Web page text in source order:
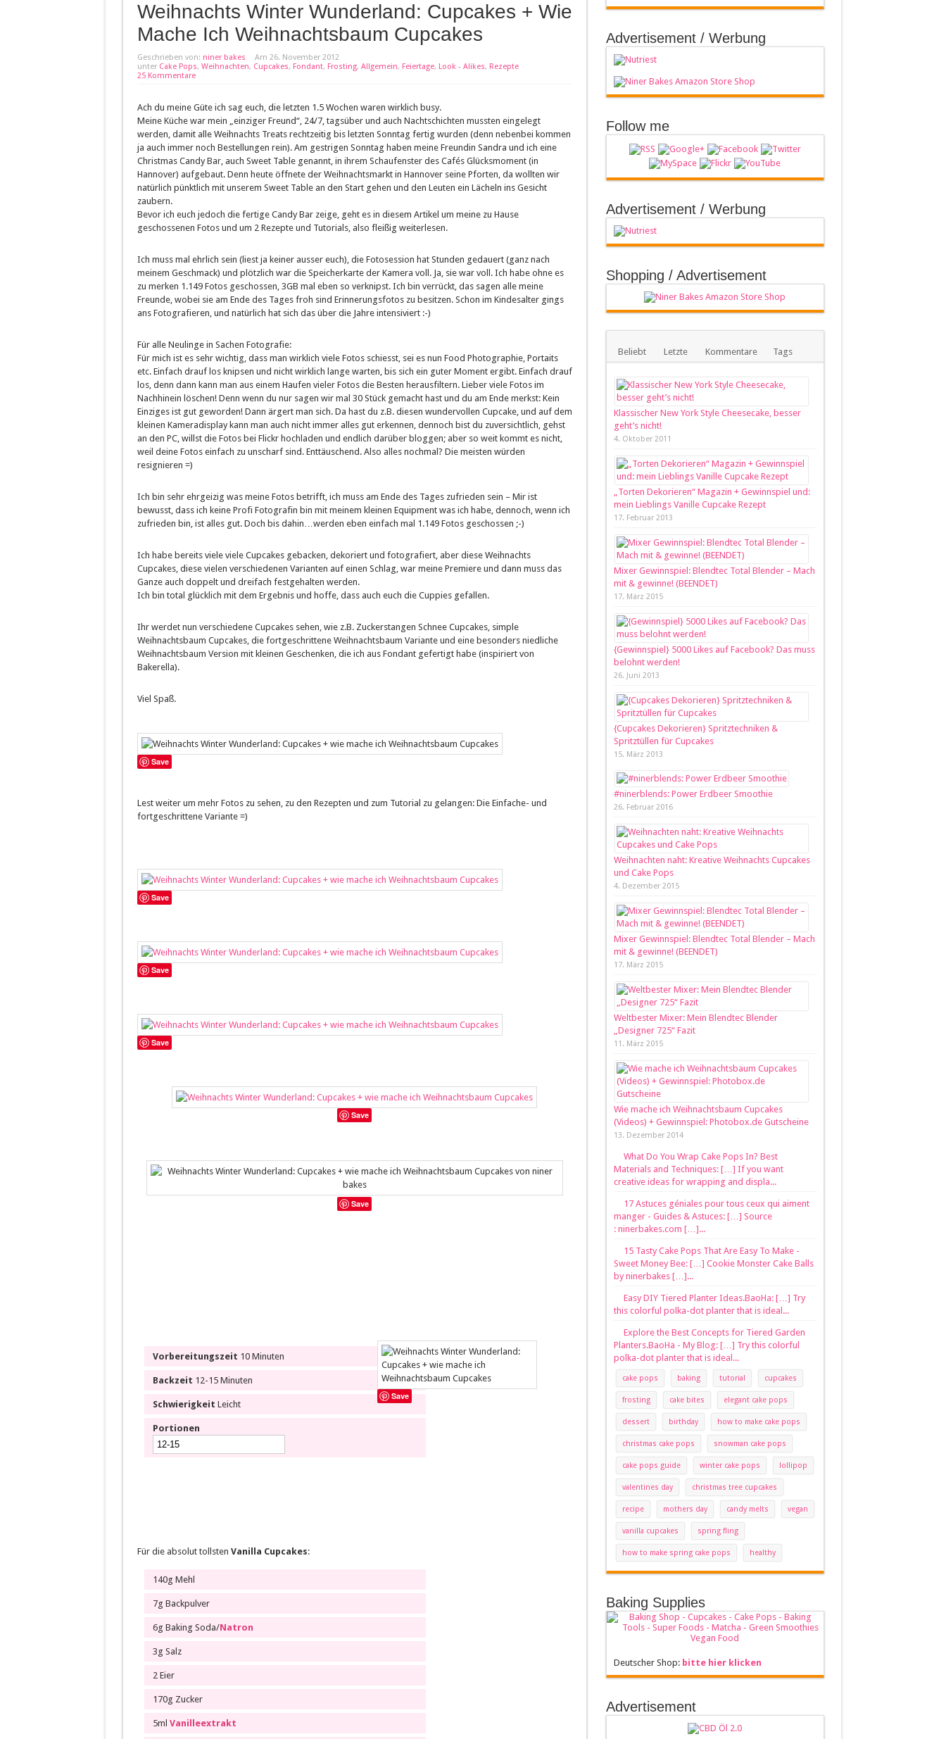
Weihnachts Winter Wunderland: Cupcakes + Wie
Mache Ich Weihnachtsbaum Cupcakes
Geschrieben von: niner bakes
Am 26. November 2012
unter Cake Pops, Weihnachten, Cupcakes, Fondant, Frosting, Allgemein, Feiertage, Look - Alikes, Rezepte
25 Kommentare
Ach du meine Güte ich sag euch, die letzten 1.5 Wochen waren wirklich busy.
Meine Küche war mein „einziger Freund“, 24/7, tagsüber und auch Nachtschichten mussten eingelegt
werden, damit alle Weihnachts Treats rechtzeitig bis letzten Sonntag fertig wurden (denn nebenbei kommen
ja auch immer noch Bestellungen rein). Am gestrigen Sonntag haben meine Freundin Sandra und ich eine
Christmas Candy Bar, auch Sweet Table genannt, in ihrem Schaufenster des Cafés Glücksmoment (in
Hannover) aufgebaut. Denn heute öffnete der Weihnachtsmarkt in Hannover seine Pforten, da wollten wir
natürlich pünktlich mit unserem Sweet Table an den Start gehen und den Leuten ein Lächeln ins Gesicht
zaubern.
Bevor ich euch jedoch die fertige Candy Bar zeige, geht es in diesem Artikel um meine zu Hause
geschossenen Fotos und um 2 Rezepte und Tutorials, also fleißig weiterlesen.
Ich muss mal ehrlich sein (liest ja keiner ausser euch), die Fotosession hat Stunden gedauert (ganz nach
meinem Geschmack) und plötzlich war die Speicherkarte der Kamera voll. Ja, sie war voll. Ich habe ohne es
zu merken 1.149 Fotos geschossen, 3GB mal eben so verknipst. Ich bin verrückt, das sagen alle meine
Freunde, wobei sie am Ende des Tages froh sind Erinnerungsfotos zu besitzen. Schon im Kindesalter gings
ans Fotografieren, und natürlich hat sich das über die Jahre intensiviert :-)
Für alle Neulinge in Sachen Fotografie:
Für mich ist es sehr wichtig, dass man wirklich viele Fotos schiesst, sei es nun Food Photographie, Portaits
etc. Einfach drauf los knipsen und nicht wirklich lange warten, bis sich ein guter Moment ergibt. Einfach drauf
los, denn dann kann man aus einem Haufen vieler Fotos die Besten herausfiltern. Lieber viele Fotos im
Nachhinein löschen! Denn wenn du nur sagen wir mal 30 Stück gemacht hast und du am Ende merkst: Kein
Einziges ist gut geworden! Dann ärgert man sich. Da hast du z.B. diesen wundervollen Cupcake, und auf dem
kleinen Kameradisplay kann man auch nicht immer alles gut erkennen, dennoch bist du zuversichtlich, gehst
an den PC, willst die Fotos bei Flickr hochladen und endlich darüber bloggen; aber so weit kommt es nicht,
weil deine Fotos einfach zu unscharf sind. Enttäuschend. Also alles nochmal? Die meisten würden
resignieren =)
Ich bin sehr ehrgeizig was meine Fotos betrifft, ich muss am Ende des Tages zufrieden sein – Mir ist
bewusst, dass ich keine Profi Fotografin bin mit meinem kleinen Equipment was ich habe, dennoch, wenn ich
zufrieden bin, ist alles gut. Doch bis dahin…werden eben einfach mal 1.149 Fotos geschossen ;-)
Ich habe bereits viele viele Cupcakes gebacken, dekoriert und fotografiert, aber diese Weihnachts
Cupcakes, diese vielen verschiedenen Varianten auf einen Schlag, war meine Premiere und dann muss das
Ganze auch doppelt und dreifach festgehalten werden.
Ich bin total glücklich mit dem Ergebnis und hoffe, dass auch euch die Cuppies gefallen.
Ihr werdet nun verschiedene Cupcakes sehen, wie z.B. Zuckerstangen Schnee Cupcakes, simple
Weihnachtsbaum Cupcakes, die fortgeschrittene Weihnachtsbaum Variante und eine besonders niedliche
Weihnachtsbaum Version mit kleinen Geschenken, die ich aus Fondant gefertigt habe (inspiriert von
Bakerella).
Viel Spaß.
Save
Lest weiter um mehr Fotos zu sehen, zu den Rezepten und zum Tutorial zu gelangen: Die Einfache- und
fortgeschrittene Variante =)
Save
Save
Save
Save
Save
Save
Vorbereitungszeit 10 Minuten
Backzeit 12-15 Minuten
Schwierigkeit Leicht
Portionen
Für die absolut tollsten Vanilla Cupcakes:
140g Mehl
7g Backpulver
6g Baking Soda/Natron
3g Salz
2 Eier
170g Zucker
5ml Vanilleextrakt
Advertisement / Werbung
Follow me
Advertisement / Werbung
Shopping / Advertisement
Beliebt Letzte Kommentare Tags
Klassischer New York Style Cheesecake, besser
geht’s nicht!
4. Oktober 2011
„Torten Dekorieren“ Magazin + Gewinnspiel und:
mein Lieblings Vanille Cupcake Rezept
17. Februar 2013
Mixer Gewinnspiel: Blendtec Total Blender – Mach
mit & gewinne! (BEENDET)
17. März 2015
{Gewinnspiel} 5000 Likes auf Facebook? Das muss
belohnt werden!
26. Juni 2013
{Cupcakes Dekorieren} Spritztechniken &
Spritztüllen für Cupcakes
15. März 2013
#ninerblends: Power Erdbeer Smoothie
26. Februar 2016
Weihnachten naht: Kreative Weihnachts Cupcakes
und Cake Pops
4. Dezember 2015
Mixer Gewinnspiel: Blendtec Total Blender – Mach
mit & gewinne! (BEENDET)
17. März 2015
Weltbester Mixer: Mein Blendtec Blender
„Designer 725“ Fazit
11. März 2015
Wie mache ich Weihnachtsbaum Cupcakes
(Videos) + Gewinnspiel: Photobox.de Gutscheine
13. Dezember 2014
What Do You Wrap Cake Pops In? Best
Materials and Techniques: […] If you want
creative ideas for wrapping and displa...
17 Astuces géniales pour tous ceux qui aiment
manger - Guides & Astuces: […] Source
: ninerbakes.com […]...
15 Tasty Cake Pops That Are Easy To Make -
Sweet Money Bee: […] Cookie Monster Cake Balls
by ninerbakes […]...
Easy DIY Tiered Planter Ideas.BaoHa: […] Try
this colorful polka-dot planter that is ideal...
Explore the Best Concepts for Tiered Garden
Planters.BaoHa - My Blog: […] Try this colorful
polka-dot planter that is ideal...
cake pops baking tutorial cupcakes
frosting cake bites elegant cake pops
dessert birthday how to make cake pops
christmas cake pops snowman cake pops
cake pops guide winter cake pops lollipop
valentines day christmas tree cupcakes
recipe mothers day candy melts vegan
vanilla cupcakes spring fling
how to make spring cake pops healthy
Baking Supplies
Deutscher Shop: bitte hier klicken
Advertisement